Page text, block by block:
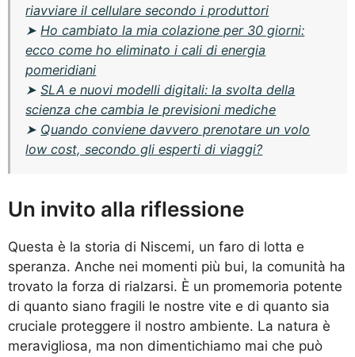
riavviare il cellulare secondo i produttori
➤Ho cambiato la mia colazione per 30 giorni:
ecco come ho eliminato i cali di energia
pomeridiani
➤SLA e nuovi modelli digitali: la svolta della
scienza che cambia le previsioni mediche
➤ Quando conviene davvero prenotare un volo
low cost, secondo gli esperti di viaggi?
Un invito alla riflessione
Questa è la storia di Niscemi, un faro di lotta e
speranza. Anche nei momenti più bui, la comunità ha
trovato la forza di rialzarsi. È un promemoria potente
di quanto siano fragili le nostre vite e di quanto sia
cruciale proteggere il nostro ambiente. La natura è
meravigliosa, ma non dimentichiamo mai che può